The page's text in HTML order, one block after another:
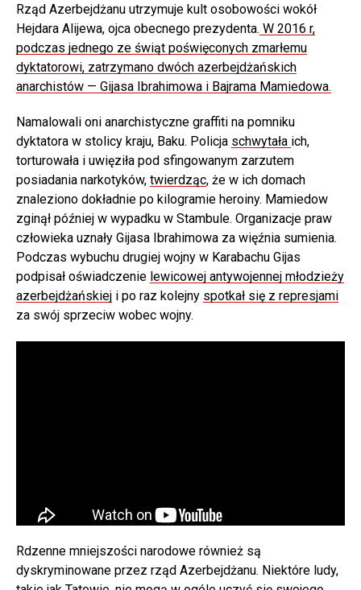
Rząd Azerbejdżanu utrzymuje kult osobowości wokół
Hejdara Alijewa, ojca obecnego prezydenta. W 2016 r,
podczas jednego ze świąt poświęconych zmarłemu
dyktatorowi, zatrzymano dwóch azerbejdżańskich
anarchistów — Gijasa Ibrahimowa i Bajrama Mamiedowa.
Namalowali oni anarchistyczne graffiti na pomniku
dyktatora w stolicy kraju, Baku. Policja schwytała ich,
torturowała i uwięziła pod sfingowanym zarzutem
posiadania narkotyków, twierdząc, że w ich domach
znaleziono dokładnie po kilogramie heroiny. Mamiedow
zginął później w wypadku w Stambule. Organizacje praw
człowieka uznały Gijasa Ibrahimowa za więźnia sumienia.
Podczas wybuchu drugiej wojny w Karabachu Gijas
podpisał oświadczenie lewicowej antywojennej młodzieży
azerbejdżańskiej i po raz kolejny spotkał się z represjami
za swój sprzeciw wobec wojny.
Bajram Mamiedow i Gijas Ibrahimow w obliczu wyroku.
W materiale filmowym prawnik Elchin Sadigow mówi, że
Rdzenne mniejszości narodowe również są
dyskryminowane przez rząd Azerbejdżanu. Niektóre ludy,